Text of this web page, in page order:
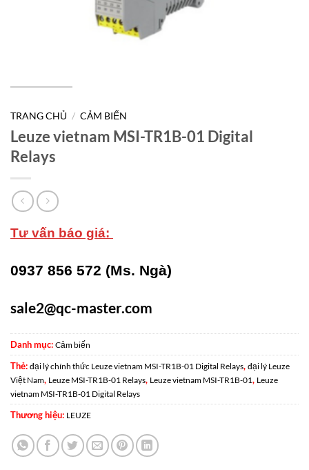
TRANG CHỦ / CẢM BIẾN
Leuze vietnam MSI-TR1B-01 Digital
Relays
Tư vấn báo giá:
0937 856 572 (Ms. Ngà)
sale2@qc-master.com
Danh mục: Cảm biến
Thẻ: đại lý chính thức Leuze vietnam MSI-TR1B-01 Digital Relays, đại lý Leuze
Việt Nam, Leuze MSI-TR1B-01 Relays, Leuze vietnam MSI-TR1B-01, Leuze
vietnam MSI-TR1B-01 Digital Relays
Thương hiệu: LEUZE